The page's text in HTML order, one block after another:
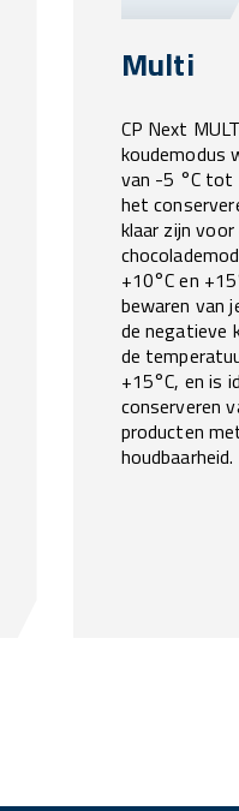
Multi
CP Next
koudemodus
van -5 °C tot
het
klaar zijn
+10°C en
bewaren van
de negatieve
de
+15°C, en is
conserveren
producten
houdbaarheid.